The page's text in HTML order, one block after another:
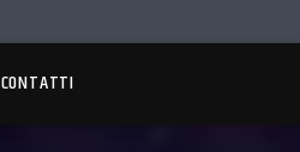
CONTATTI